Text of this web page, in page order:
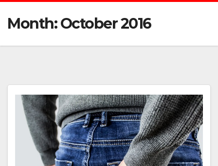
Month:October 2016